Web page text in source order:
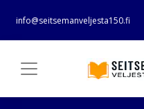
info@seitsemanveljesta150.fi